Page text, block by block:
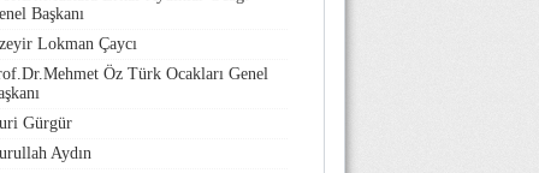
Başkanı
Lokman Çaycı
Öz Türk Ocakları Genel
Gürgür
Aydın